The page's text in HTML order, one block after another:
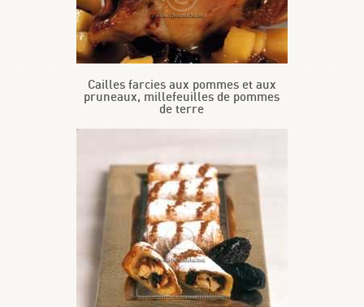
Cailles farcies aux pommes et aux
pruneaux, millefeuilles de pommes
de terre